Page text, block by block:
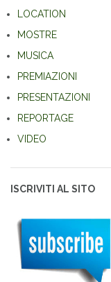
LOCATION
MOSTRE
MUSICA
PREMIAZIONI
PRESENTAZIONI
REPORTAGE
VIDEO
ISCRIVITI AL SITO